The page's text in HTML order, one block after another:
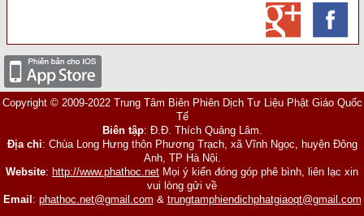
Copyright © 2009-2022 Trung Tâm Biên Phiên Dịch Tư Liệu Phật Giáo Quốc
Tế
Biên tập: Đ.Đ. Thích Quảng Lâm.
Địa chỉ: Chùa Long Hưng thôn Phương Trạch, xã Vĩnh Ngọc, huyện Đông
Anh, TP Hà Nội.
Website: http://www.phathoc.net Mọi ý kiến đóng góp phê bình, liên lạc xin
vui lòng gửi về
Email : phathoc.net@gmail.com & trungtamphiendichphatgiaoqt@gmail.com